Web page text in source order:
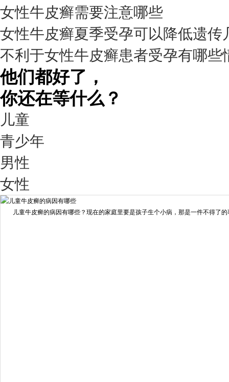
预约量
6821
疗效满意
98%
我要咨询
擅长： 王艳琼 门诊主任 专家介绍：毕业于川北医学院...
预约量
女性牛皮癣需要注意哪些
女性牛皮癣夏季受孕可以降低遗传
不利于女性牛皮癣患者受孕有哪些
他们都好了，
你还在等什么？
儿童
青少年
男性
女性
儿童牛皮癣的病因有哪些？现在的家庭里要是孩子生个小病，那是一件不得了的